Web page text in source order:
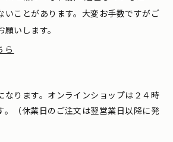
いことがあります。大変お手数ですがご
いします。
ら
なります。オンラインショップは２４時
。（休業日のご注文は翌営業日以降に発